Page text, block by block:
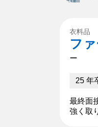
衣料品
フ
ー
25 年
最終面
強く取